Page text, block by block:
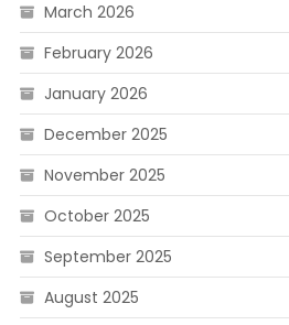
March 2026
February 2026
January 2026
December 2025
November 2025
October 2025
September 2025
August 2025